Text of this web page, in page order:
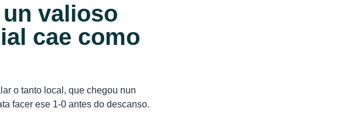
valioso
cae como
o tanto local, que chegou nun
facer ese 1-0 antes do descanso.